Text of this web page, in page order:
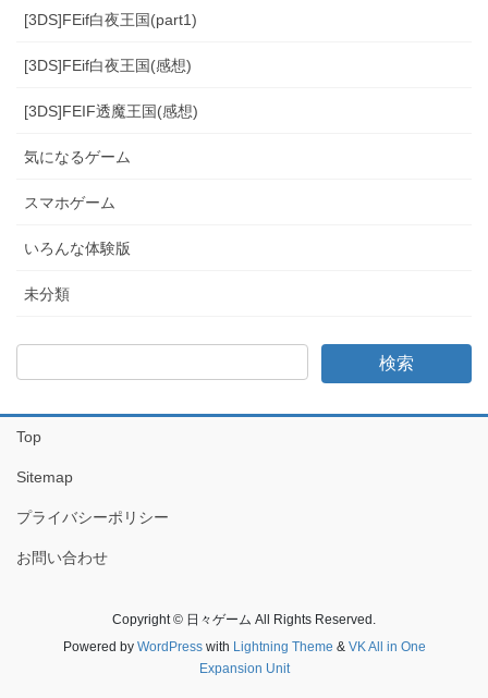
[3DS]FEif白夜王国(part1)
[3DS]FEif白夜王国(感想)
[3DS]FEIF透魔王国(感想)
気になるゲーム
スマホゲーム
いろんな体験版
未分類
Top
Sitemap
プライバシーポリシー
お問い合わせ
Copyright © 日々ゲーム All Rights Reserved.
Powered by WordPresswith Lightning Theme & VK All in One
Expansion Unit